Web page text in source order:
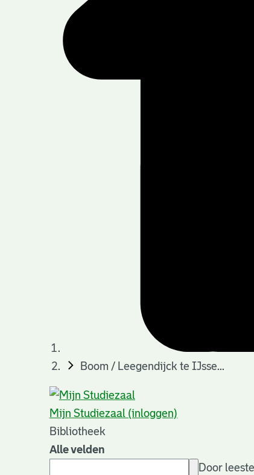
Boom / Leegendijck te IJsse...
Mijn Studiezaal (inloggen)
Bibliotheek
Alle velden
Door